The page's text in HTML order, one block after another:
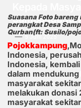
5 Juni 2025
Suasana Foto
perangkat Desa
Qurban(ft: Susilo/
Pojokkampung
Indonesia,
Indonesia,
dalam
masyarakat
melakukan donasi
masyarakat